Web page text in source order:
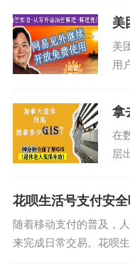
美
美
用
转
足
支
拿
在
层
于
断
花呗生活号支付安全
随着移动支付的普及，
来完成日常交易。花呗